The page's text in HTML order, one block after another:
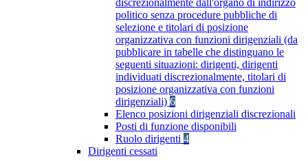
discrezionalmente dall'organo di indirizzo
politico senza procedure pubbliche di
selezione e titolari di posizione
organizzativa con funzioni dirigenziali (da
pubblicare in tabelle che distinguano le
seguenti situazioni: dirigenti, dirigenti
individuati discrezionalmente, titolari di
posizione organizzativa con funzioni
dirigenziali) 6
Elenco posizioni dirigenziali discrezionali
Posti di funzione disponibili
Ruolo dirigenti 4
Dirigenti cessati